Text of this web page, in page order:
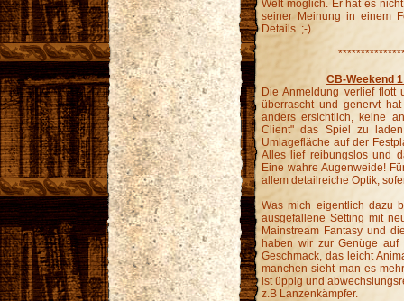
Welt möglich. Er hat es
seiner Meinung in einem
Details ;-)
CB-Weekend
Die Anmeldung verlief flott
überrascht und genervt
anders ersichtlich, keine
Client" das Spiel zu
Umlagefläche auf der
Alles lief reibungslos und
Eine wahre Augenweide!
allem detailreiche Optik,
Was mich eigentlich dazu
ausgefallene Setting mit
Mainstream Fantasy und
haben wir zur Genüge auf
Geschmack, das leicht
manchen sieht man es
ist üppig und
z.B Lanzenkämpfer.